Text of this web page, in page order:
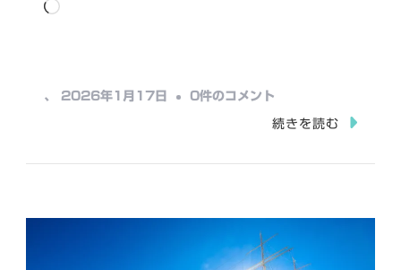
読
中…
、 2026年1月17日 え
0件のコメント
続きを読む